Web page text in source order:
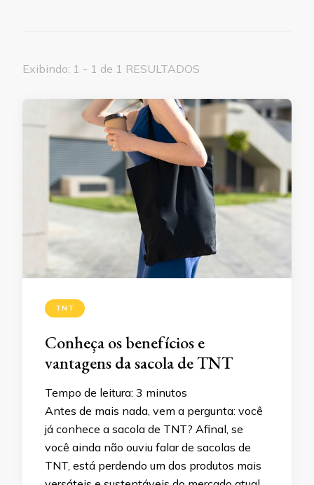
Exibindo: 1 - 1 de 1 RESULTADOS
TNT
Conheça os benefícios e
vantagens da sacola de TNT
Tempo de leitura: 3 minutos
Antes de mais nada, vem a pergunta: você
já conhece a sacola de TNT? Afinal, se
você ainda não ouviu falar de sacolas de
TNT, está perdendo um dos produtos mais